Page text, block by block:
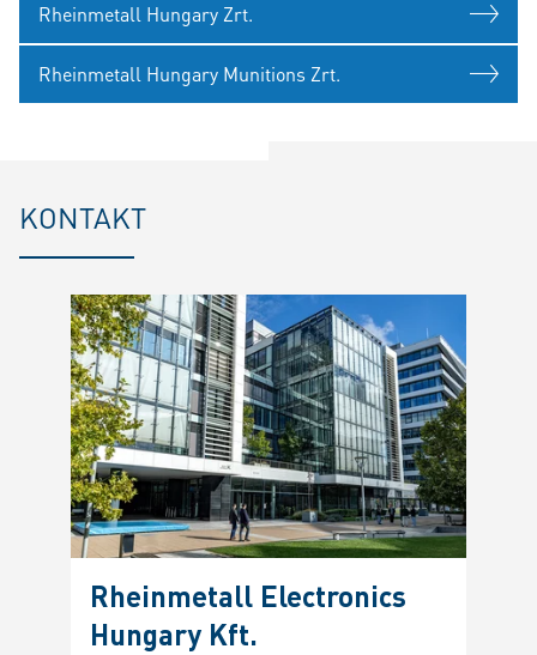
Rheinmetall Hungary Zrt.
Rheinmetall Hungary Munitions Zrt.
KONTAKT
Rheinmetall Electronics
Hungary Kft.